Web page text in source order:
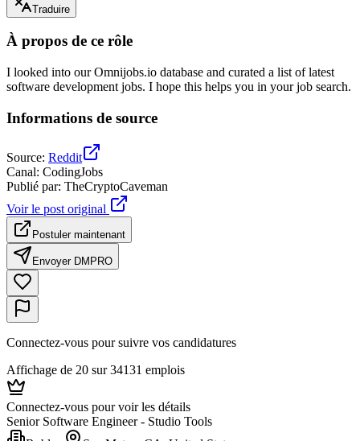
Traduire
À propos de ce rôle
I looked into our Omnijobs.io database and curated a list of latest
software development jobs. I hope this helps you in your job search.
Informations de source
Source: Reddit
Canal: CodingJobs
Publié par: TheCryptoCaveman
Voir le post original
Postuler maintenant
Envoyer DMPRO
Connectez-vous pour suivre vos candidatures
Affichage de 20 sur 34131 emplois
Connectez-vous pour voir les détails
Senior Software Engineer - Studio Tools